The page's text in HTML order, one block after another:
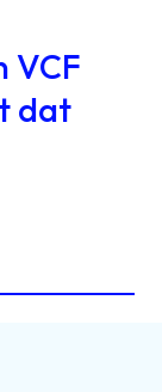
VCF
dat